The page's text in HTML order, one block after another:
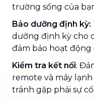
trường sống của
Bảo dưỡng định kỳ:
dưỡng định kỳ cho
đảm bảo hoạt động
Kiểm tra kết nối:
remote và máy
tránh gặp phải sự